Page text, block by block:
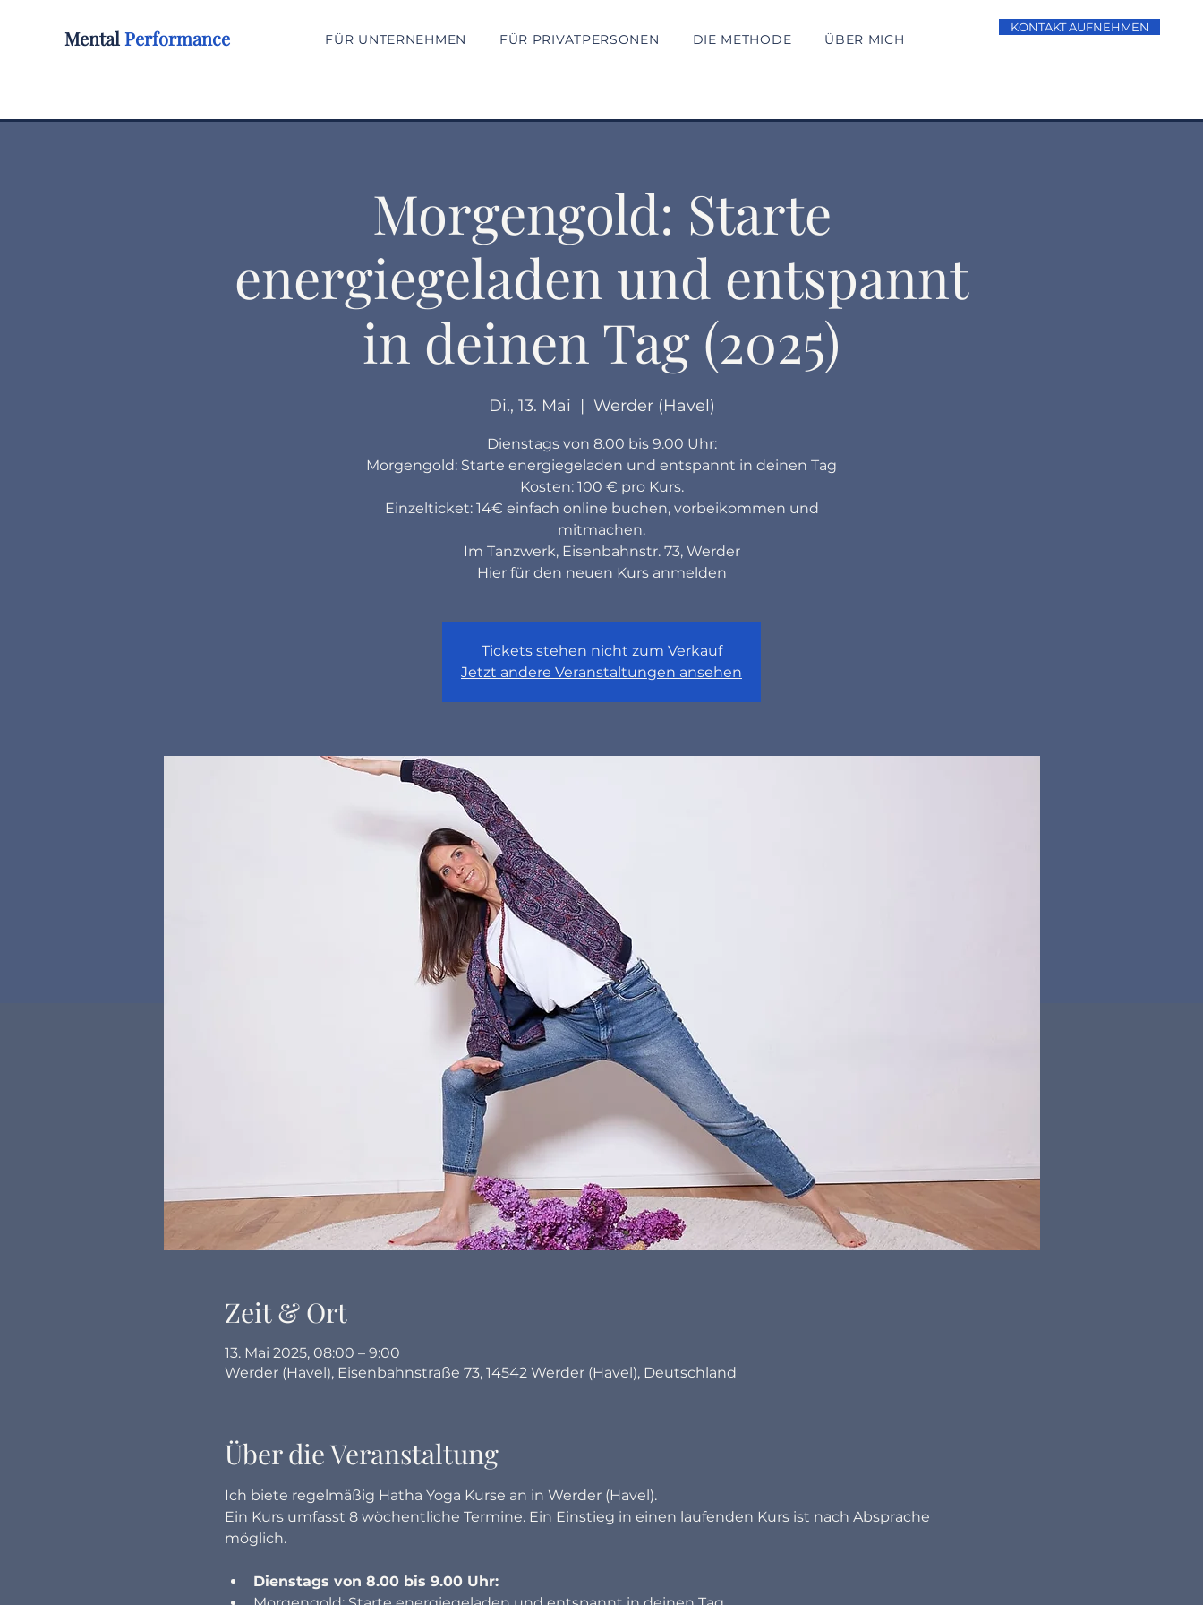
MentalPerformance FÜR UNTERNEHMEN FÜR PRIVATPERSONEN DIE METHODE ÜBER MICH
KONTAKT AUFNEHMEN
Morgengold: Starte
energiegeladen und entspannt
in deinen Tag (2025)
Di., 13. Mai
  |
Werder (Havel)
Dienstags von 8.00 bis 9.00 Uhr:
Morgengold: Starte energiegeladen und entspannt in deinen Tag
Kosten: 100 € pro Kurs.
Einzelticket: 14€ einfach online buchen, vorbeikommen und
mitmachen.
Im Tanzwerk, Eisenbahnstr. 73, Werder
Hier für den neuen Kurs anmelden
Tickets stehen nicht zum Verkauf
Jetzt andere Veranstaltungen ansehen
Zeit & Ort
13. Mai 2025, 08:00 – 9:00
Werder (Havel), Eisenbahnstraße 73, 14542 Werder (Havel), Deutschland
Über die Veranstaltung
Ich biete regelmäßig Hatha Yoga Kurse an in Werder (Havel).
Ein Kurs umfasst 8 wöchentliche Termine. Ein Einstieg in einen laufenden Kurs ist nach Absprache
möglich.
Dienstags von 8.00 bis 9.00 Uhr: